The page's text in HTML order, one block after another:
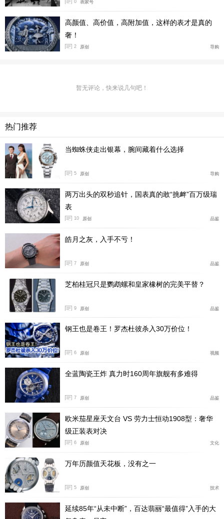
(“夜间版”Pont des Amoureux腕表)
oureux腕表
x腕表在2019年经过一次全面升级，推出了更多款式，其
中就包括这款“日间版”。
Pont des Amoureux系列腕表最出彩的地方当属表盘
上演绎的浪漫爱情故事，它的幕后功臣，是梵克雅宝精湛
的珐琅艺术和机芯技术。
梵克雅宝精于珐琅工艺，这种从火中诞生的艺术，经
过绘制和烧制一系列的工序，珐琅图案呈现在表盘上，栩
栩如生，百年都不会褪色。“日间版”Pont des Amoureux
腕表使用一种名为“Grisaille背光剪影珐琅”，或被称作“墨
彩珐琅”的技术。
这是16世纪在法国中南部城市利摩日发展起来的一项
技术，墨彩珐琅通过黑色或蓝色珐琅与“利摩日白釉”（一
种白色珐琅）的相互作用，从而让表盘呈现出明暗对比效
果。
(世家首次以彩色墨彩珐琅进行表盘绘制)
0 表家号
高颜值、高价值，高附加值，这样的表才是真的
奢！
2 原创 导购
暂无评论，快来说几句吧！
热门推荐
当蜘蛛侠走出银幕，腕间藏着什么选择
5 原创 导购
两万出头的双秒追针，国表真的敢“挑衅”百万级瑞
表
10 原创 品鉴
皓月之灰，入手不亏！
7 原创 品鉴
芝柏桂冠只是鹦鹉螺和皇家橡树的完美平替？
9 原创 品鉴
钢王也是卷王！罗杰杜彼杀入30万价位！
6 原创 视频
全蓝陶瓷王炸 真力时160周年旗舰有多难得
7 原创 品鉴
欧米茄星座天文台 VS 劳力士恒动1908型：奢华
级正装表对决
6 原创 文化
万年历颜值天花板，没有之一
5 原创 技术
延续85年“从未中断”，百达翡丽“最值得”入手的大